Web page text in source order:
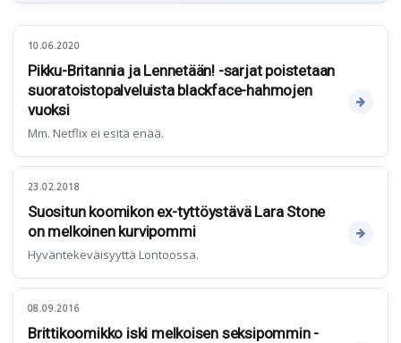
10.06.2020
Pikku-Britannia ja Lennetään! -sarjat poistetaan
suoratoistopalveluista blackface-hahmojen
vuoksi
Mm. Netflix ei esitä enää.
23.02.2018
Suositun koomikon ex-tyttöystävä Lara Stone
on melkoinen kurvipommi
Hyväntekeväisyyttä Lontoossa.
08.09.2016
Brittikoomikko iski melkoisen seksipommin -